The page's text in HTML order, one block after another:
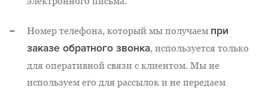
Номер телефона, который мы получаем при
заказе обратного звонка, используется только
для оперативной связи с клиентом. Мы не
используем его для рассылок и не передаем